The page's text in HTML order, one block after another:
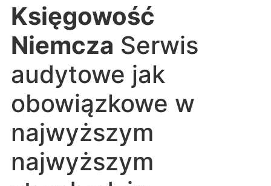
Księgowość
Niemcza Serwis
audytowe jak
obowiązkowe w
najwyższym
najwyższym